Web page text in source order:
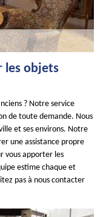
les objets
? Notre service
de toute demande. Nous
et ses environs. Notre
une assistance propre
vous apporter les
estime chaque et
pas à nous contacter